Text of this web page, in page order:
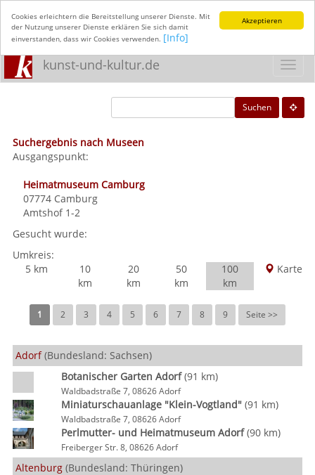
Akzeptieren
Cookies erleichtern die Bereitstellung unserer Dienste. Mit
der Nutzung unserer Dienste erklären Sie sich damit
einverstanden, dass wir Cookies verwenden. [Info]
kunst-und-kultur.de
Suchen
Suchergebnis nach Museen
Ausgangspunkt:
Heimatmuseum Camburg
07774 Camburg
Amtshof 1-2
Gesucht wurde:
Umkreis:
5 km
10
km
20
km
50
km
100
km
Karte
1 2 3 4 5 6 7 8 9 Seite >>
Adorf(Bundesland: Sachsen)
Botanischer Garten Adorf(91 km)
Waldbadstraße 7, 08626 Adorf
Miniaturschauanlage "Klein-Vogtland"(91 km)
Waldbadstraße 7, 08626 Adorf
Perlmutter- und Heimatmuseum Adorf(90 km)
Freiberger Str. 8, 08626 Adorf
Altenburg (Bundesland: Thüringen)